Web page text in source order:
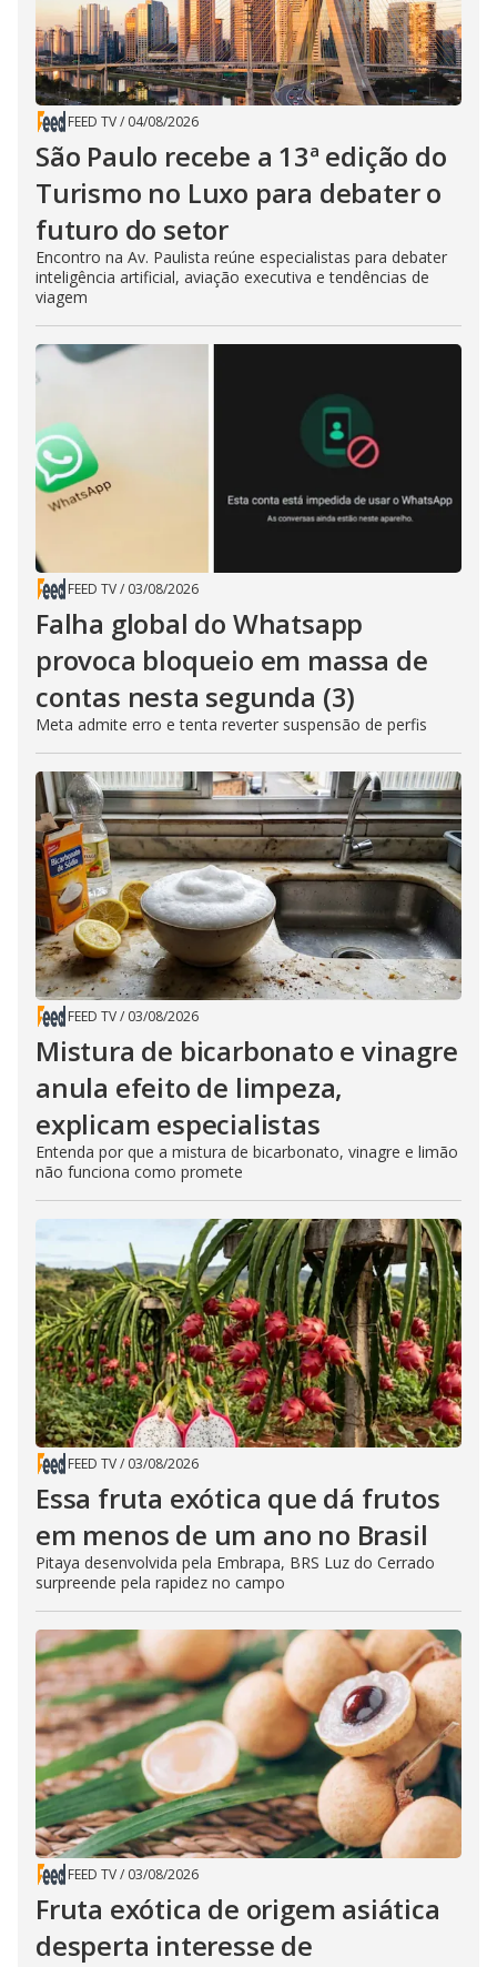
FEED TV/ 04/08/2026
São Paulo recebe a 13ª edição do
Turismo no Luxo para debater o
futuro do setor
Encontro na Av. Paulista reúne especialistas para debater
inteligência artificial, aviação executiva e tendências de
viagem
FEED TV/ 03/08/2026
Falha global do Whatsapp
provoca bloqueio em massa de
contas nesta segunda (3)
Meta admite erro e tenta reverter suspensão de perfis
FEED TV/ 03/08/2026
Mistura de bicarbonato e vinagre
anula efeito de limpeza,
explicam especialistas
Entenda por que a mistura de bicarbonato, vinagre e limão
não funciona como promete
FEED TV/ 03/08/2026
Essa fruta exótica que dá frutos
em menos de um ano no Brasil
Pitaya desenvolvida pela Embrapa, BRS Luz do Cerrado
surpreende pela rapidez no campo
FEED TV/ 03/08/2026
Fruta exótica de origem asiática
desperta interesse de